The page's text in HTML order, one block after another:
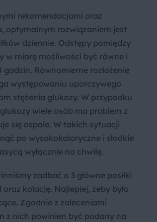
rekomendacjami oraz
optymalnym rozwiązaniem jest
dziennie. Odstępy pomiędzy
w miarę możliwości być równe i
godzin. Równomierne rozłożenie
występowaniu uporczywego
stężenia glukozy. W przypadku
wiele osób ma problem z
się ospale. W takich sytuacji
po wysokokaloryczne i słodkie
wyłącznie na chwilę.
zadbać o 3 główne posiłki
kolację. Najlepiej, żeby było
Zgodnie z zaleceniami
z nich powinien być podany na